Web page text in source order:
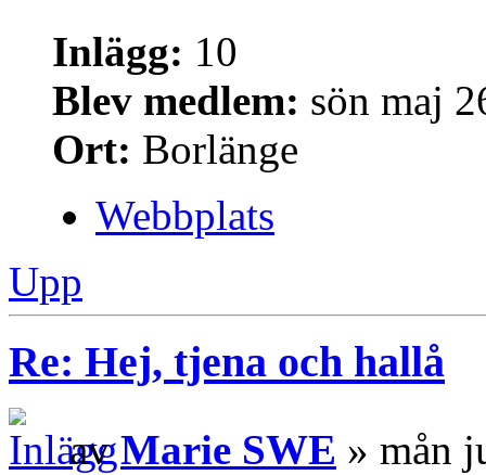
Inlägg: 10
Blev medlem: sön maj
Ort: Borlänge
Webbplats
Upp
Re: Hej, tjena och hallå
avMarie SWE » mån